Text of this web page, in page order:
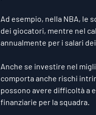
Ad esempio, nella NBA, le
dei giocatori, mentre nel
annualmente per i salari
Anche se investire nel
comporta anche rischi
possono avere difficoltà a
finanziarie per la squadra.